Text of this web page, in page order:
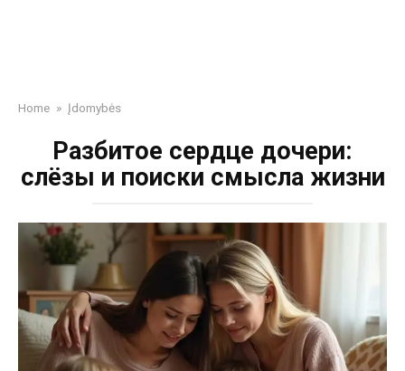
Home » Įdomybės
Разбитое сердце дочери:
слёзы и поиски смысла жизни